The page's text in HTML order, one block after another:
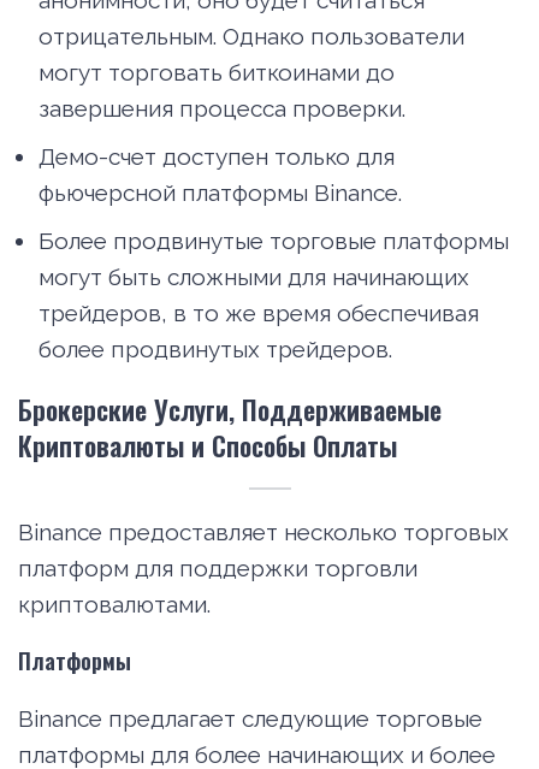
отрицательным. Однако пользователи
могут торговать биткоинами до
завершения процесса проверки.
Демо-счет доступен только для
фьючерсной платформы Binance.
Более продвинутые торговые платформы
могут быть сложными для начинающих
трейдеров, в то же время обеспечивая
более продвинутых трейдеров.
Брокерские Услуги, Поддерживаемые
Криптовалюты и Способы Оплаты
Binance предоставляет несколько торговых
платформ для поддержки торговли
криптовалютами.
Платформы
Binance предлагает следующие торговые
платформы для более начинающих и более